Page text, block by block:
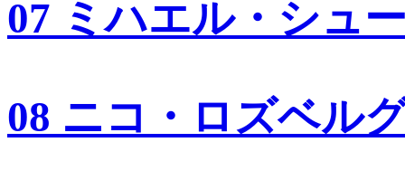
07 ミハエル・シュ
08 ニコ・ロズベル